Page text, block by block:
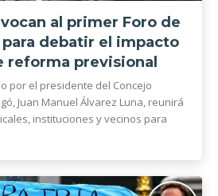
al primer Foro de
para debatir el impacto
reforma previsional
por el presidente del Concejo
Juan Manuel Álvarez Luna, reunirá
instituciones y vecinos para